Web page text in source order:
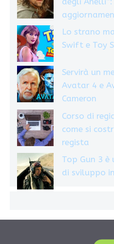
Lo strano
Swift e Toy
Servirà un
Avatar 4 e
Cameron
Corso di
come si
regista
Top Gun 3
di sviluppo